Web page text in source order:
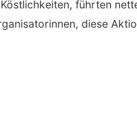
führten
diese